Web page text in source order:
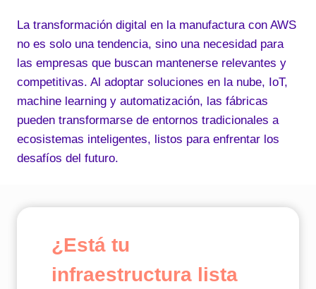
La transformación digital en la manufactura con AWS
no es solo una tendencia, sino una necesidad para
las empresas que buscan mantenerse relevantes y
competitivas. Al adoptar soluciones en la nube, IoT,
machine learning y automatización, las fábricas
pueden transformarse de entornos tradicionales a
ecosistemas inteligentes, listos para enfrentar los
desafíos del futuro.
¿Está tu
infraestructura lista